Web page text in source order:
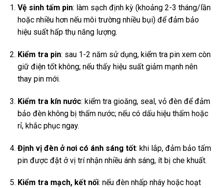
Vệ sinh tấm pin: làm sạch định kỳ (khoảng 2-3 tháng/lần
hoặc nhiều hơn nếu môi trường nhiều bụi) để đảm bảo
hiệu suất hấp thụ năng lượng.
Kiểm tra pin: sau 1-2 năm sử dụng, kiểm tra pin xem còn
giữ điện tốt không; nếu thấy hiệu suất giảm mạnh nên
thay pin mới.
Kiểm tra kín nước: kiểm tra gioăng, seal, vỏ đèn để đảm
bảo đèn không bị thấm nước; nếu có dấu hiệu thấm hoặc
rỉ, khắc phục ngay.
Định vị đèn ở nơi có ánh sáng tốt: khi lắp, đảm bảo tấm
pin được đặt ở vị trí nhận nhiều ánh sáng, ít bị che khuất.
Kiểm tra mạch, kết nối: nếu đèn nhấp nháy hoặc hoạt